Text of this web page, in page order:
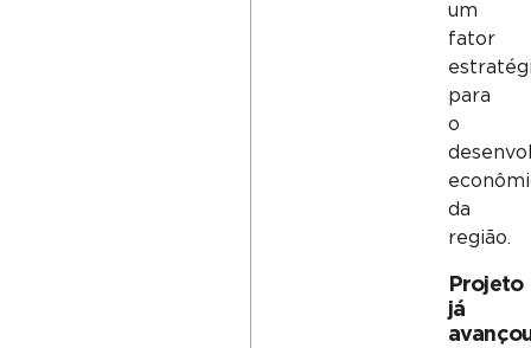
um
fator
para
o
da
região.
Projeto
já